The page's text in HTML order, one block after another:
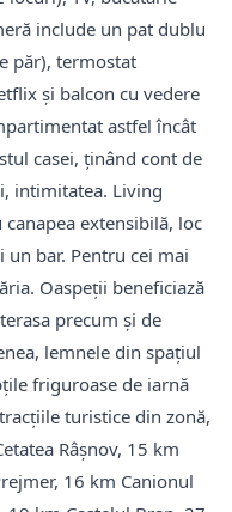
include un pat dublu
păr), termostat
şi balcon cu vedere
astfel încât
casei, ținând cont de
intimitatea. Living
extensibilă, loc
un bar. Pentru cei mai
Oaspeții beneficiază
precum și de
lemnele din spațiul
friguroase de iarnă
turistice din zonă,
Râșnov, 15 km
16 km Canionul